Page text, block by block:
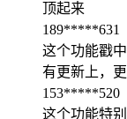
顶起来
189*****631
这个功能戳
有更新上，
153*****520
这个功能特